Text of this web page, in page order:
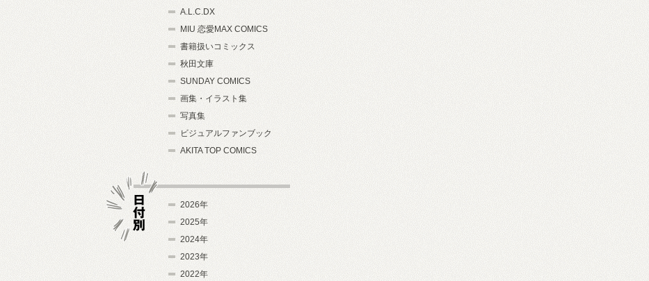
A.L.C.DX
MIU 恋愛MAX COMICS
書籍扱いコミックス
秋田文庫
SUNDAY COMICS
画集・イラスト集
写真集
ビジュアルファンブック
AKITA TOP COMICS
2026年
2025年
2024年
2023年
2022年